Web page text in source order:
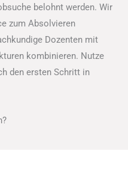
belohnt werden. Wir
zum Absolvieren
Dozenten mit
kombinieren. Nutze
den ersten Schritt in